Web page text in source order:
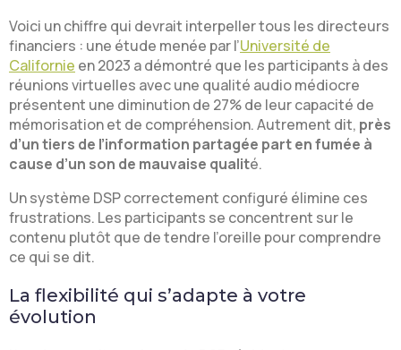
Voici un chiffre qui devrait interpeller tous les directeurs
financiers : une étude menée par l’Université de
Californie en 2023 a démontré que les participants à des
réunions virtuelles avec une qualité audio médiocre
présentent une diminution de 27% de leur capacité de
mémorisation et de compréhension. Autrement dit, près
d’un tiers de l’information partagée part en fumée à
cause d’un son de mauvaise qualité.
Un système DSP correctement configuré élimine ces
frustrations. Les participants se concentrent sur le
contenu plutôt que de tendre l’oreille pour comprendre
ce qui se dit.
La flexibilité qui s’adapte à votre
évolution